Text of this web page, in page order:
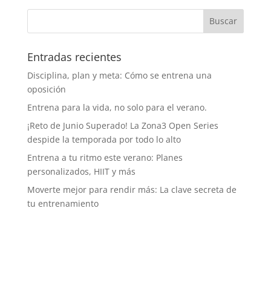
Entradas recientes
Disciplina, plan y meta: Cómo se entrena una
oposición
Entrena para la vida, no solo para el verano.
¡Reto de Junio Superado! La Zona3 Open Series
despide la temporada por todo lo alto
Entrena a tu ritmo este verano: Planes
personalizados, HIIT y más
Moverte mejor para rendir más: La clave secreta de
tu entrenamiento